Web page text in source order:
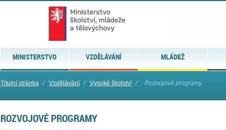
MINISTERSTVO VZDĚLÁVÁNÍ MLÁDEŽ
Titulní stránka ⁄ Vzdělávání ⁄ Vysoké školství ⁄ Rozvojové programy
ROZVOJOVÉ PROGRAMY